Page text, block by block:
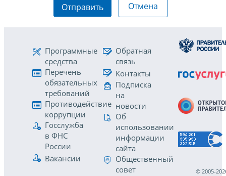
Отправить Отмена
Программные
средства
Перечень
обязательных
требований
Противодействие
коррупции
Госслужба
в ФНС
России
Вакансии
Обратная
связь
Контакты
Подписка
на
новости
Об
использовании
информации
сайта
Общественный
совет
© 2005-